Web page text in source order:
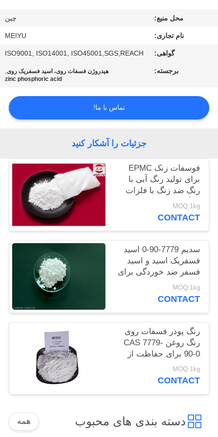
کیفیت
تماس
بگیرید
نقل
قول
نقشه
سایت
PRIVACY
POLICY
محل منبع: چين
نام تجاری: MEIYU
گواهی: ISO9001, ISO14001, ISO45001,SGS,REACH
برجسته: هیدروژن فسفات روی، اسید فسفریک روی,
zinc phosphoric acid
تماس با ما!
جزئیات را آشکار کنید
فوسفات زنک EPMC
برای تولید رنگ آبی با
رنگ ضد زنگ با فلزات
سنگین کم
MOQ:1kg
CONTACT
سدیم 7779-90-0 اسید
فسفریک اسید و اسید
فسفر ضد خوردگی برای
فولاد
MOQ:1kg
CONTACT
رنگ پودر فسفات روی
رنگ روغن CAS 7779-
90-0 برای حفاظت از
سازه های کشتی و فولاد
MOQ:1kg
CONTACT
دسته بندی های محبوب همه